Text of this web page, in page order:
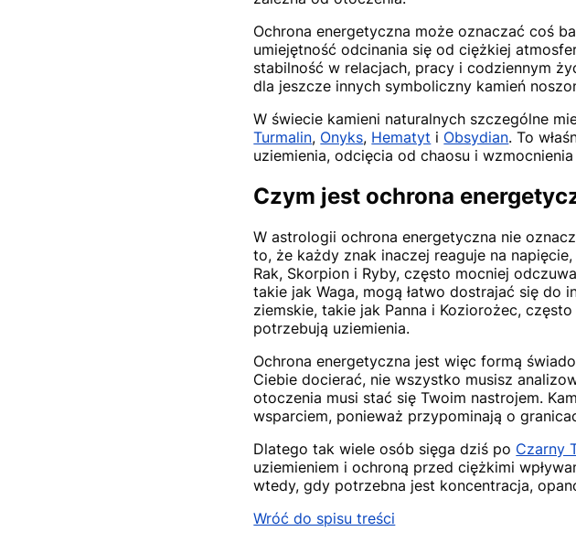
Ochrona energetyczna może oznaczać coś
umiejętność odcinania się od ciężkiej
stabilność w relacjach, pracy i codziennym
dla jeszcze innych symboliczny kamień
W świecie kamieni naturalnych szczególne
Turmalin, Onyks, Hematyt i Obsydian. To
uziemienia, odcięcia od chaosu i
Czym jest ochrona
W astrologii ochrona energetyczna nie
to, że każdy znak inaczej reaguje na
Rak, Skorpion i Ryby, często mocniej
takie jak Waga, mogą łatwo dostrajać się do
ziemskie, takie jak Panna i Koziorożec,
potrzebują uziemienia.
Ochrona energetyczna jest więc formą
Ciebie docierać, nie wszystko musisz
otoczenia musi stać się Twoim nastrojem.
wsparciem, ponieważ przypominają o
Dlatego tak wiele osób sięga dziś po Czarny
uziemieniem i ochroną przed ciężkimi
wtedy, gdy potrzebna jest koncentracja,
Wróć do spisu treści